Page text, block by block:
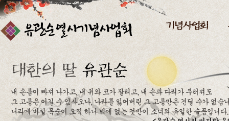
주메뉴바로가기
본문바로가기